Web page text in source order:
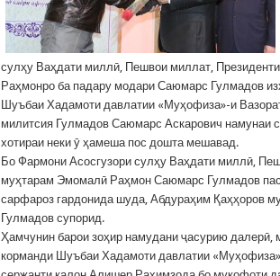
сулҳу Ваҳдати миллӣ, Пешвои миллат,
Раҳмонро ба падару модари Саюмарс Гулмадов
Шуъбаи Хадамоти давлатии «Муҳофиза»-и
милитсия Гулмадов Саюмарс Аскарович намунаи
хотираи неки ӯ ҳамеша пос дошта мешавад.
Бо Фармони Асосгузори сулҳу Ваҳдати миллӣ,
муҳтарам Эмомалӣ Раҳмон Саюмарс Гулмадов
сарфароз гардонида шуда, Абдураҳим Қаҳҳоров
Гулмадов супорид.
Ҳамчунин барои зоҳир намудани ҷасурию далерӣ,
корманди Шуъбаи Хадамоти давлатии